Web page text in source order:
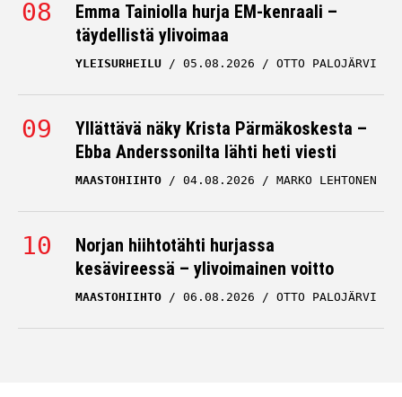
Emma Tainiolla hurja EM-kenraali –
täydellistä ylivoimaa
YLEISURHEILU 05.08.2026 OTTO PALOJÄRVI
Yllättävä näky Krista Pärmäkoskesta –
Ebba Anderssonilta lähti heti viesti
MAASTOHIIHTO 04.08.2026 MARKO LEHTONEN
Norjan hiihtotähti hurjassa
kesävireessä – ylivoimainen voitto
MAASTOHIIHTO 06.08.2026 OTTO PALOJÄRVI